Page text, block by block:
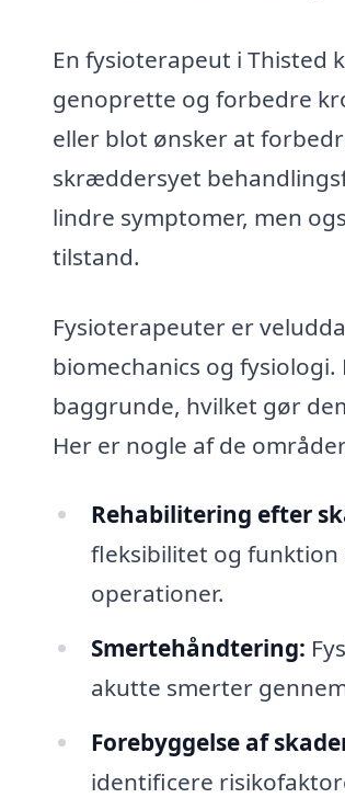
En fysioterapeut i Thisted
genoprette og forbedre
eller blot ønsker at
skræddersyet
lindre symptomer, men
tilstand.
Fysioterapeuter er
biomechanics og
baggrunde, hvilket gør
Her er nogle af de
Rehabilitering efter
fleksibilitet og funktion
operationer.
Smertehåndtering:
akutte smerter
Forebyggelse af
identificere